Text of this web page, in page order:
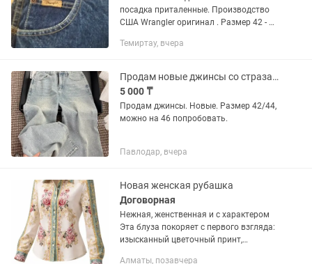
посадка приталенные. Производство
США Wrangler оригинал . Размер 42 - 44
Темиртау, вчера
Продам новые джинсы со стразами
5 000 ₸
Продам джинсы. Новые. Размер 42/44,
можно на 46 попробовать.
Павлодар, вчера
Новая женская рубашка
Договорная
Нежная, женственная и с характером
Эта блуза покоряет с первого взгляда:
изысканный цветочный принт,
Алматы, позавчера